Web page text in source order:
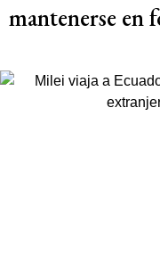
mantenerse en